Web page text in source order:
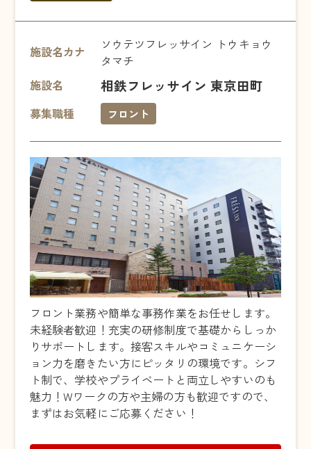
施設名カナ
ソウテツフレッサイン トウキョウ
タマチ
施設名
相鉄フレッサイン 東京田町
募集職種 フロント
フロント業務や簡単な事務作業をお任せします。
未経験者歓迎！充実の研修制度で基礎からしっか
りサポートします。接客スキルやコミュニケーシ
ョン力を磨きたい方にピッタリの環境です。シフ
ト制で、学校やプライベートと両立しやすいのも
魅力！Wワークの方や主婦の方も歓迎ですので、
まずはお気軽にご応募ください！